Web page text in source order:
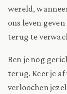
wereld,
ons leven
terug te
Ben je nog
terug. Keer je af
verloochen